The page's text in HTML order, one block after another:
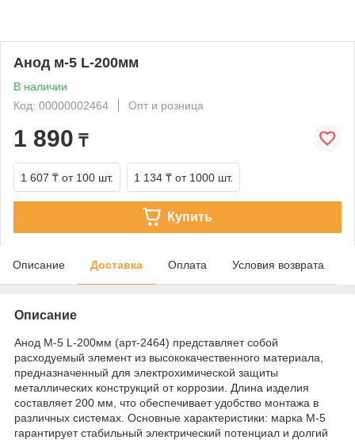
Анод м-5 L-200мм
В наличии
Код: 00000002464
Опт и розница
1 890 ₸
1 607 ₸ от 100 шт. 1 134 ₸ от 1000 шт.
Купить
Описание Доставка Оплата Условия возврата
Описание
Анод М-5 L-200мм (арт-2464) представляет собой
расходуемый элемент из высококачественного материала,
предназначенный для электрохимической защиты
металлических конструкций от коррозии. Длина изделия
составляет 200 мм, что обеспечивает удобство монтажа в
различных системах. Основные характеристики: марка М-5
гарантирует стабильный электрический потенциал и долгий